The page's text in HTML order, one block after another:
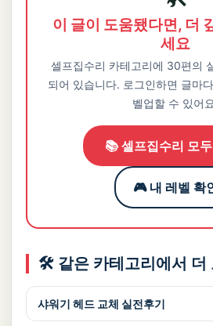
이 글이 도움됐다면, 더
세요
셀프집수리 카테고리에 30편의
되어 있습니다. 로그인하면 글마
벨업할 수 있어
📚 셀프집수리 모
🎮 내 레벨 확
🛠️ 같은 카테고리에서 더
샤워기 헤드 교체 실전후기